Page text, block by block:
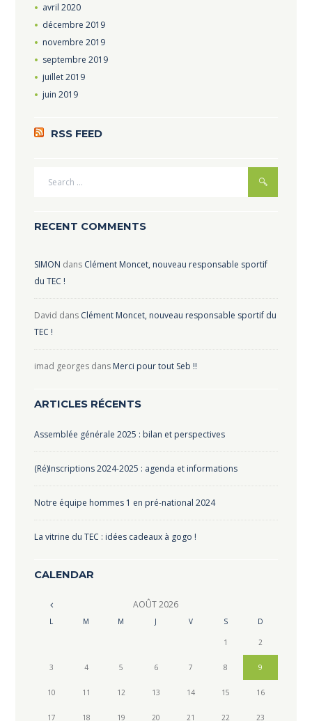
avril 2020
décembre 2019
novembre 2019
septembre 2019
juillet2019
juin 2019
RSS FEED
RECENT COMMENTS
SIMON dans Clément Moncet, nouveau responsable sportif
du TEC !
David dans Clément Moncet, nouveau responsable sportif du
TEC !
imad georgesdans Merci pour tout Seb !!
ARTICLES RÉCENTS
Assemblée générale 2025 : bilan et perspectives
(Ré)Inscriptions 2024-2025 : agenda et informations
Notre équipe hommes 1 en pré-national 2024
La vitrine du TEC : idées cadeaux à gogo !
CALENDAR
AOÛT2026
L M M J V S D
1 2
3 4 5 6 7 8 9
10 11 12 13 14 15 16
17 18 19 20 21 22 23